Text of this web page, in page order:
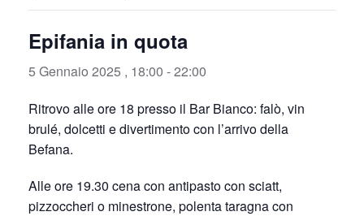
Epifania in quota
5 Gennaio 2025 , 18:00 -22:00
Ritrovo alle ore 18 presso il Bar Bianco: falò, vin
brulé, dolcetti e divertimento con l’arrivo della
Befana.
Alle ore 19.30 cena con antipasto con sciatt,
pizzoccheri o minestrone, polenta taragna con